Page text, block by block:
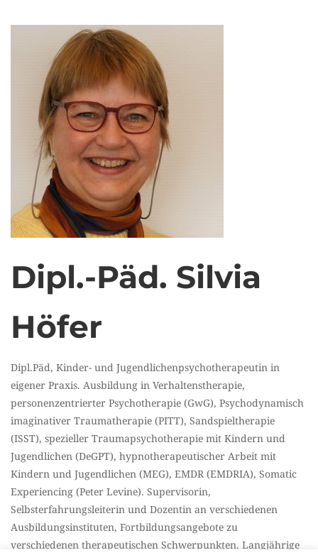
Dipl.-Päd. Silvia
Höfer
Dipl.Päd, Kinder- und Jugendlichenpsychotherapeutin in
eigener Praxis. Ausbildung in Verhaltenstherapie,
personenzentrierter Psychotherapie (GwG), Psychodynamisch
imaginativer Traumatherapie (PITT), Sandspieltherapie
(ISST), spezieller Traumapsychotherapie mit Kindern und
Jugendlichen (DeGPT), hypnotherapeutischer Arbeit mit
Kindern und Jugendlichen (MEG), EMDR (EMDRIA), Somatic
Experiencing (Peter Levine). Supervisorin,
Selbsterfahrungsleiterin und Dozentin an verschiedenen
Ausbildungsinstituten, Fortbildungsangebote zu
verschiedenen therapeutischen Schwerpunkten. Langjährige